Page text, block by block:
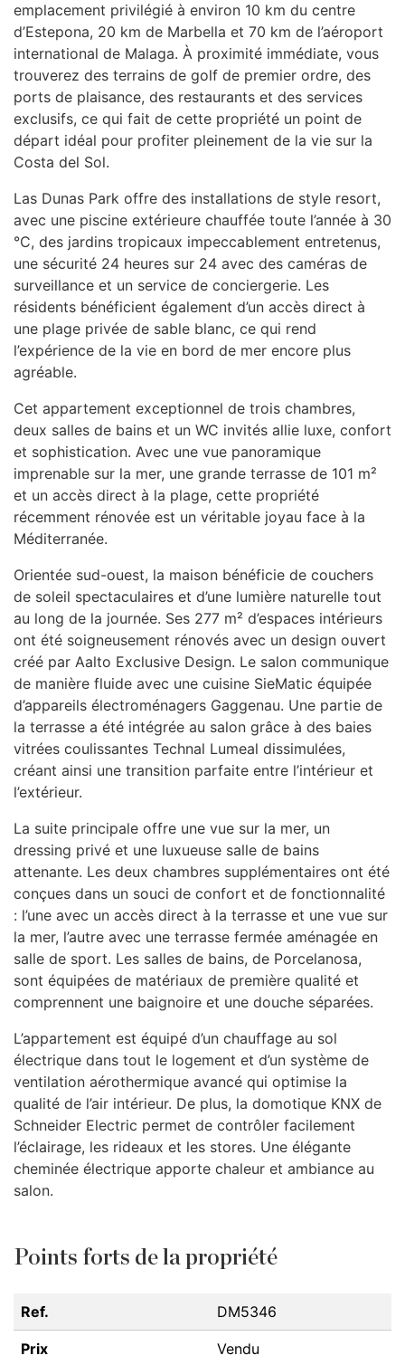
emplacement privilégié à environ 10 km du centre
d’Estepona, 20 km de Marbella et 70 km de l’aéroport
international de Malaga. À proximité immédiate, vous
trouverez des terrains de golf de premier ordre, des
ports de plaisance, des restaurants et des services
exclusifs, ce qui fait de cette propriété un point de
départ idéal pour profiter pleinement de la vie sur la
Costa del Sol.
Las Dunas Park offre des installations de style resort,
avec une piscine extérieure chauffée toute l’année à 30
°C, des jardins tropicaux impeccablement entretenus,
une sécurité 24 heures sur 24 avec des caméras de
surveillance et un service de conciergerie. Les
résidents bénéficient également d’un accès direct à
une plage privée de sable blanc, ce qui rend
l’expérience de la vie en bord de mer encore plus
agréable.
Cet appartement exceptionnel de trois chambres,
deux salles de bains et un WC invités allie luxe, confort
et sophistication. Avec une vue panoramique
imprenable sur la mer, une grande terrasse de 101 m²
et un accès direct à la plage, cette propriété
récemment rénovée est un véritable joyau face à la
Méditerranée.
Orientée sud-ouest, la maison bénéficie de couchers
de soleil spectaculaires et d’une lumière naturelle tout
au long de la journée. Ses 277 m² d’espaces intérieurs
ont été soigneusement rénovés avec un design ouvert
créé par Aalto Exclusive Design. Le salon communique
de manière fluide avec une cuisine SieMatic équipée
d’appareils électroménagers Gaggenau. Une partie de
la terrasse a été intégrée au salon grâce à des baies
vitrées coulissantes Technal Lumeal dissimulées,
créant ainsi une transition parfaite entre l’intérieur et
l’extérieur.
La suite principale offre une vue sur la mer, un
dressing privé et une luxueuse salle de bains
attenante. Les deux chambres supplémentaires ont été
conçues dans un souci de confort et de fonctionnalité
: l’une avec un accès direct à la terrasse et une vue sur
la mer, l’autre avec une terrasse fermée aménagée en
salle de sport. Les salles de bains, de Porcelanosa,
sont équipées de matériaux de première qualité et
comprennent une baignoire et une douche séparées.
L’appartement est équipé d’un chauffage au sol
électrique dans tout le logement et d’un système de
ventilation aérothermique avancé qui optimise la
qualité de l’air intérieur. De plus, la domotique KNX de
Schneider Electric permet de contrôler facilement
l’éclairage, les rideaux et les stores. Une élégante
cheminée électrique apporte chaleur et ambiance au
salon.
Points forts de la propriété
Ref. DM5346
Prix Vendu